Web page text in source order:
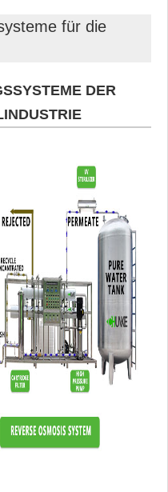
für die
DER